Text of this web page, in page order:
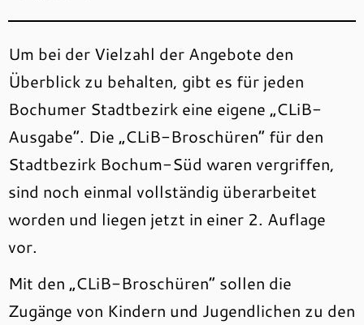
Um bei der Vielzahl der Angebote den
Überblick zu behalten, gibt es für jeden
Bochumer Stadtbezirk eine eigene „CLiB-
Ausgabe“. Die „CLiB-Broschüren“ für den
Stadtbezirk Bochum-Süd waren vergriffen,
sind noch einmal vollständig überarbeitet
worden und liegen jetzt in einer 2. Auflage
vor.
Mit den „CLiB-Broschüren“ sollen die
Zugänge von Kindern und Jugendlichen zu den